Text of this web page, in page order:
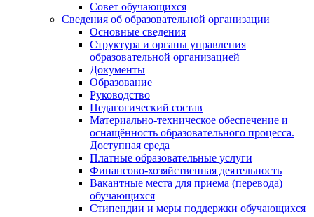
Совет обучающихся
Сведения об образовательной организации
Основные сведения
Структура и органы управления
образовательной организацией
Документы
Образование
Руководство
Педагогический состав
Материально-техническое обеспечение и
оснащённость образовательного процесса.
Доступная среда
Платные образовательные услуги
Финансово-хозяйственная деятельность
Вакантные места для приема (перевода)
обучающихся
Стипендии и меры поддержки обучающихся